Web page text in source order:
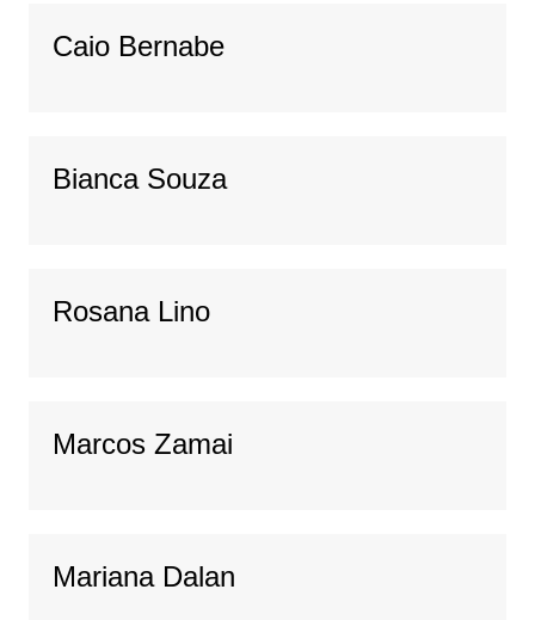
Caio Bernabe
Bianca Souza
Rosana Lino
Marcos Zamai
Mariana Dalan